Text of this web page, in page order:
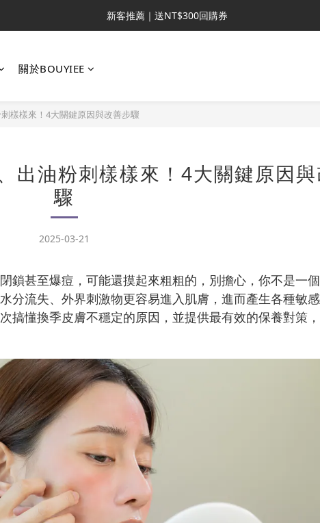
新客推薦｜送NT$300回購券
新客推薦｜送NT$300回購券
新客推薦｜送NT$300回購券
關於BOUYIEE
樣樣來！4大關鍵原因與改善步驟
出油粉刺樣樣來！4大關鍵原因
驟
2025-03-21
鎖甚至爆痘，可能還摸起來粗粗的，別擔心，你不是一
分流失、外界刺激物更容易進入肌膚，進而產生各種敏
搞懂換季皮膚不穩定的原因，並提供最有效的保養對策